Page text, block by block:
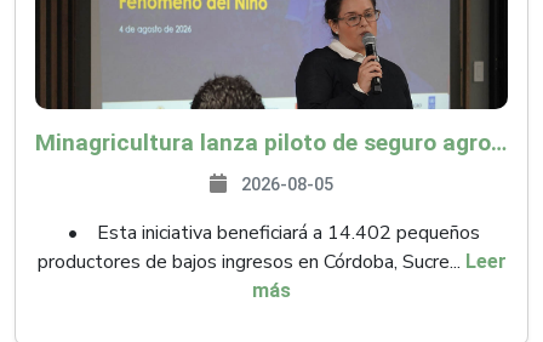
Minagricultura lanza piloto de seguro agropecuario por $9.625 millones para proteger a más de 14.000 pequeños productores contra riesgos del Fenómeno de El Niño
2026-08-05
• Esta iniciativa beneficiará a 14.402 pequeños
productores de bajos ingresos en Córdoba, Sucre... Leer
más